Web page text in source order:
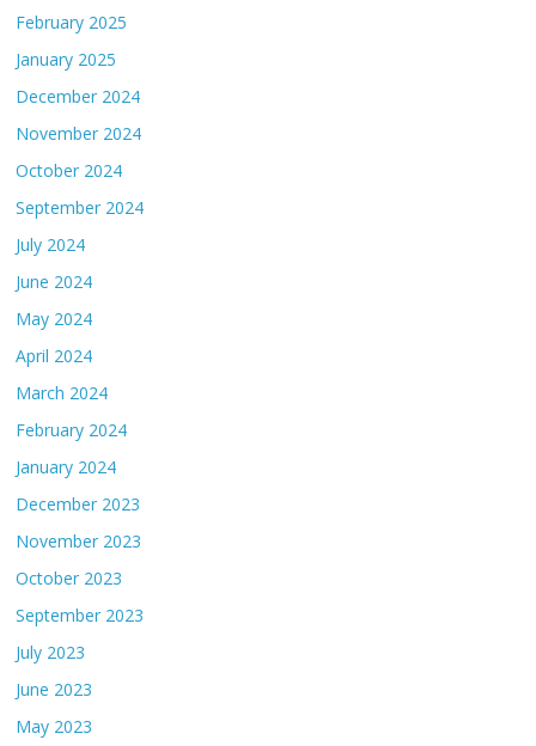
February 2025
January 2025
December 2024
November 2024
October 2024
September 2024
July 2024
June 2024
May 2024
April 2024
March 2024
February 2024
January 2024
December 2023
November 2023
October 2023
September 2023
July 2023
June 2023
May 2023